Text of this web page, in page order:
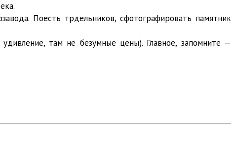
Поесть трдельников, сфотографировать памятник
там не безумные цены). Главное, запомните —